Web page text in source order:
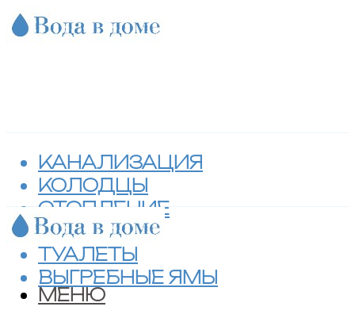
КАНАЛИЗАЦИЯ
КОЛОДЦЫ
ОТОПЛЕНИЕ
СЕПТИКИ
ТУАЛЕТЫ
ВЫГРЕБНЫЕ ЯМЫ
МЕНЮ